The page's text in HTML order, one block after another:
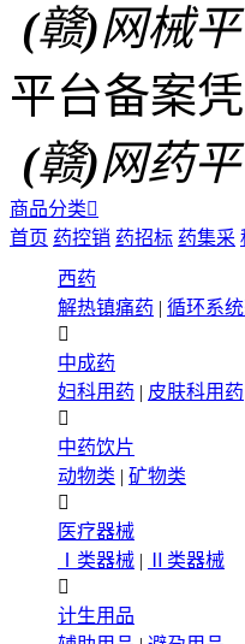
(赣)网械
平台备案凭
(赣)网药
商品分类
首页 药控销 药招标 药集采
西药
解热镇痛药 | 循环系

中成药
妇科用药 | 皮肤科用药

中药饮片
动物类 | 矿物类

医疗器械
Ⅰ类器械 |
Ⅱ类器械

计生用品